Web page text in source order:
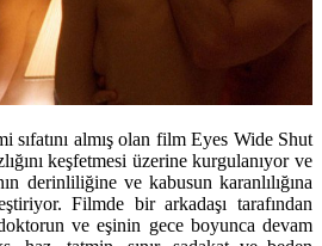
almış olan film Eyes Wide Shut
keşfetmesi üzerine kurgulanıyor ve
derinliliğine ve kabusun karanlılığına
Filmde bir arkadaşı tarafından
ve eşinin gece boyunca devam